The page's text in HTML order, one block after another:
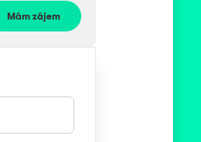
Mám zájem